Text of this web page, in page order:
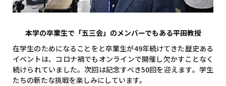
本学の卒業生で「五三会」のメンバーでもある平田教授
在学生のためになることをと卒業生が49年続けてきた歴史ある
イベントは、コロナ禍でもオンラインで開催し欠かすことなく
続けられていました。次回は記念すべき50回を迎えます。学生
たちの新たな挑戦を楽しみにしています。